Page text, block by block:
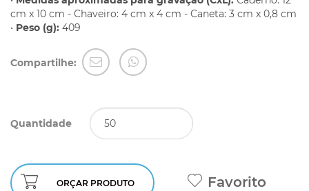
cm x 10 cm - Chaveiro: 4 cm x 4 cm - Caneta: 3 cm x 0,8 cm
• Peso (g): 409
Compartilhe:
Quantidade
ORÇAR PRODUTO Favorito